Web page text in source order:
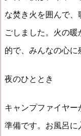
な焚き火を囲んで、
ごしました。火の
的で、みんなの心に
夜のひととき
キャンプファイヤ
準備です。お風呂に